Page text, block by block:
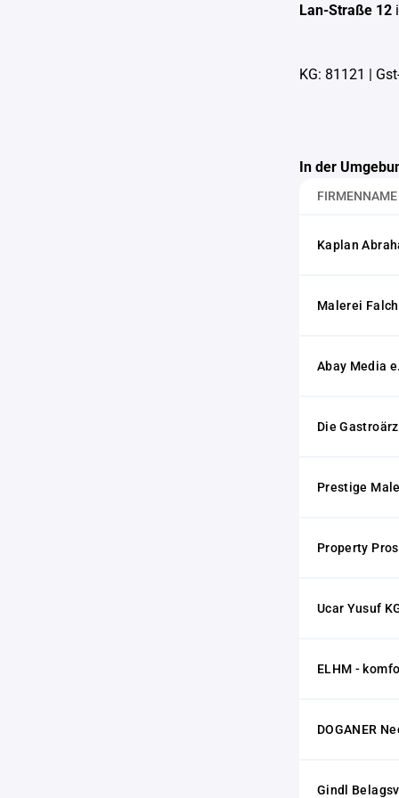
Lan-Straße 12
KG: 81121 |
In der
FIRMENNAME
Kaplan
Malerei
Abay Media
Die
Prestige
Property
Ucar Yusuf
ELHM -
DOGANER
Gindl